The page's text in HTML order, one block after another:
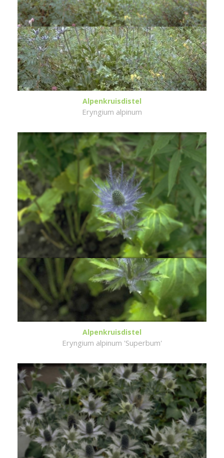
Alpenkruisdistel
Eryngium alpinum
Alpenkruisdistel
Eryngium alpinum 'Superbum'